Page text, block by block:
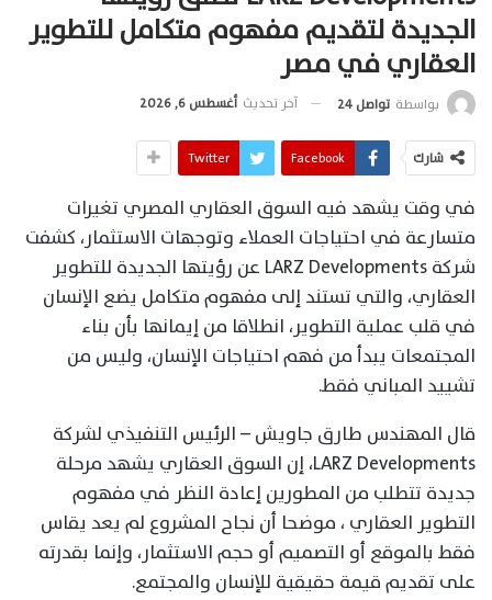
الجديدة لتقديم مفهوم متكامل للتطوير
العقاري في مصر
بواسطة تواصل 24 آخر تحديث أغسطس 6, 2026
شارك Facebook
Twitter
في وقت يشهد فيه السوق العقاري المصري تغيرات
متسارعة في احتياجات العملاء وتوجهات الاستثمار، كشفت
شركة LARZ Developments عن رؤيتها الجديدة للتطوير
العقاري، والتي تستند إلى مفهوم متكامل يضع الإنسان
في قلب عملية التطوير، انطلاقا من إيمانها بأن بناء
المجتمعات يبدأ من فهم احتياجات الإنسان، وليس من
تشييد المباني فقط.
قال المهندس طارق جاويش – الرئيس التنفيذي لشركة
LARZ Developments، إن السوق العقاري يشهد مرحلة
جديدة تتطلب من المطورين إعادة النظر في مفهوم
التطوير العقاري ، موضحا أن نجاح المشروع لم يعد يقاس
فقط بالموقع أو التصميم أو حجم الاستثمار، وإنما بقدرته
على تقديم قيمة حقيقية للإنسان والمجتمع.